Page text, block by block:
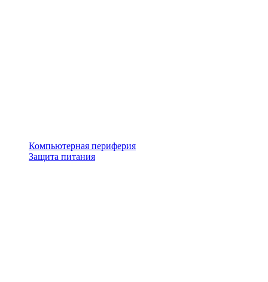
Компьютерная периферия
Защита питания